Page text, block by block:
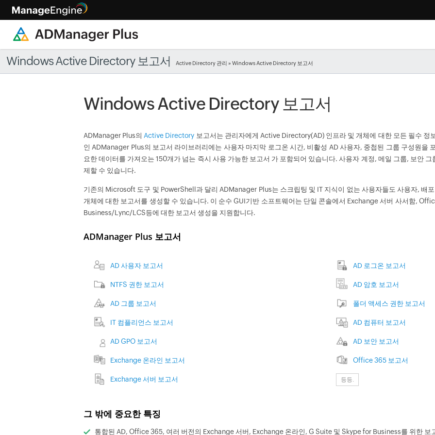
Windows Active Directory 보고서 Active Directory 관리 » Windows Active Directory 보고서
Windows Active Directory 보고서
ADManager Plus의 Active Directory 보고서는 관리자에게 Active Directory(AD) 인프라 및 개체에 대한 모든 필수 정
인 ADManager Plus의 보고서 라이브러리에는 사용자 마지막 로그온 시간, 비활성 AD 사용자, 중첩된 그룹 구성원을
요한 데이터를 가져오는 150개가 넘는 즉시 사용 가능한 보고서 가 포함되어 있습니다. 사용자 계정, 메일 그룹, 보안
제할 수 있습니다.
기존의 Microsoft 도구 및 PowerShell과 달리 ADManager Plus는 스크립팅 및 IT 지식이 없는 사용자들도 사용자, 배
개체에 대한 보고서를 생성할 수 있습니다. 이 순수 GUI기반 소프트웨어는 단일 콘솔에서 Exchange 서버 사서함,
Business/Lync/LCS등에 대한 보고서 생성을 지원합니다.
ADManager Plus 보고서
AD 사용자 보고서
NTFS 권한 보고서
AD 그룹 보고서
IT 컴플리언스 보고서
AD GPO 보고서
Exchange 온라인 보고서
Exchange 서버 보고서
AD 로그온 보고서
AD 암호 보고서
폴더 액세스 권한 보고서
AD 컴퓨터 보고서
AD 보안 보고서
Office 365 보고서
등등.
그 밖에 중요한 특징
통합된 AD, Office 365, 여러 버전의 Exchange 서버, Exchange 온라인, G Suite 및 Skype for Business를 위한 보